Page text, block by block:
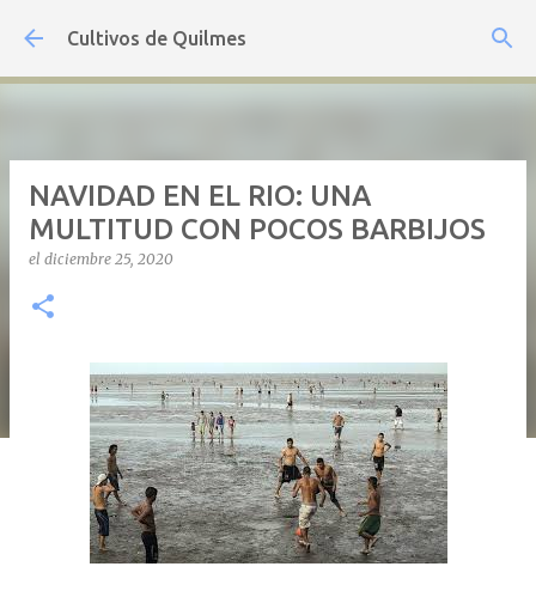
Ir al contenido principal
Cultivos de Quilmes
NAVIDAD EN EL RIO: UNA
MULTITUD CON POCOS BARBIJOS
el diciembre 25, 2020